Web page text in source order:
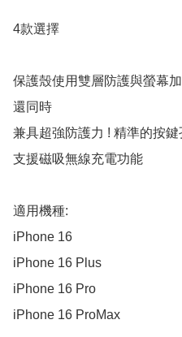
4款選擇
保護殼使用雙層防護與螢幕
還同時
兼具超強防護力 ! 精準的按
支援磁吸無線充電功能
適用機種:
​iPhone 16
​iPhone 16 Plus
​iPhone 16 Pro
​iPhone 16 ProMax